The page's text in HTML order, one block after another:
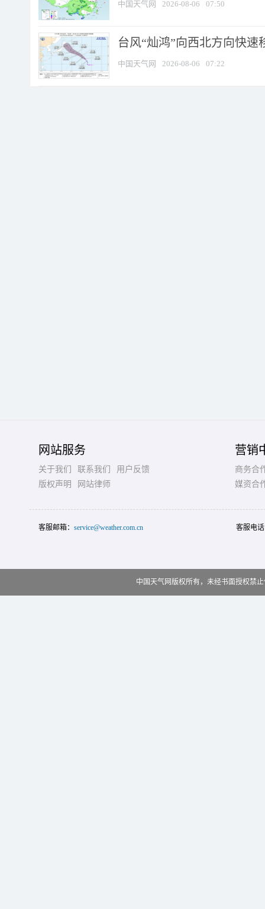
中国天气网 2026-08-06 07:50
台风“灿鸿”向西北方向快
中国天气网 2026-08-06 07:22
网站服务
关于我们 联系我们
用户反馈
版权声明
网站律师
营销
商务合
媒资合
客服邮箱： service@weather.com.cn 客服电
中国天气网版权所有，未经书面授权